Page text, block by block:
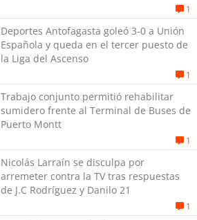
1
Deportes Antofagasta goleó 3-0 a Unión
Española y queda en el tercer puesto de
la Liga del Ascenso
1
Trabajo conjunto permitió rehabilitar
sumidero frente al Terminal de Buses de
Puerto Montt
1
Nicolás Larraín se disculpa por
arremeter contra la TV tras respuestas
de J.C Rodríguez y Danilo 21
1